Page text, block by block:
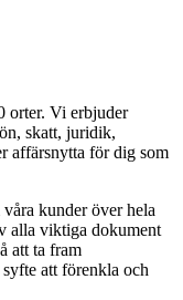
orter. Vi erbjuder
skatt, juridik,
affärsnytta för dig som
kunder över hela
alla viktiga dokument
att ta fram
att förenkla och